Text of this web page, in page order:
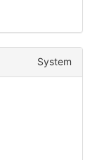
System